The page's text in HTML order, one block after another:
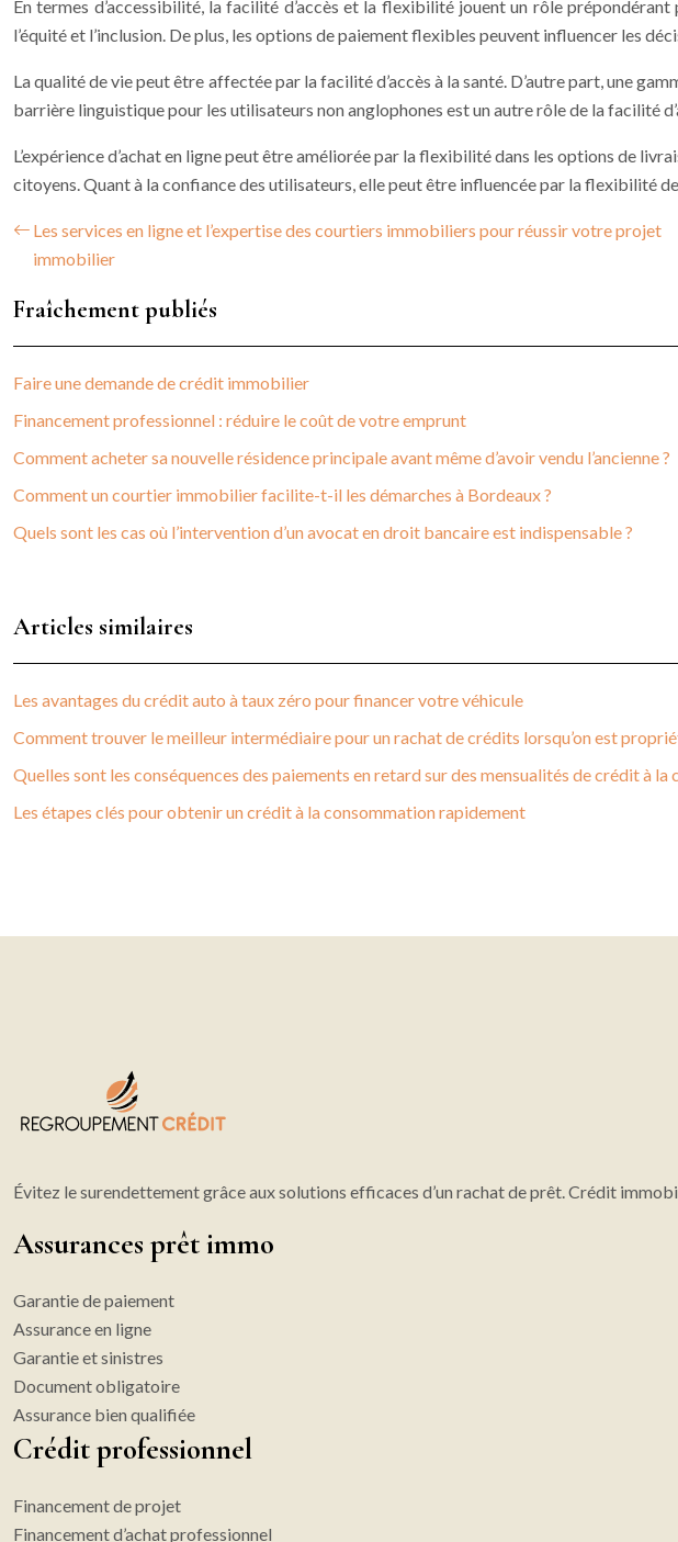
En termes d’accessibilité, la facilité d’accès et la flexibilité jouent un rôle
l’équité et l’inclusion. De plus, les options de paiement flexibles peuvent influencer les
La qualité de vie peut être affectée par la facilité d’accès à la santé. D’autre part, une
barrière linguistique pour les utilisateurs non anglophones est un autre rôle de la facilité
L’expérience d’achat en ligne peut être améliorée par la flexibilité dans les options de
citoyens. Quant à la confiance des utilisateurs, elle peut être influencée par la flexibilité
Les services en ligne et l’expertise des courtiers immobiliers pour réussir votre projet
immobilier
Fraîchement publiés
Faire une demande de crédit immobilier
Financement professionnel : réduire le coût de votre emprunt
Comment acheter sa nouvelle résidence principale avant même d’avoir vendu l’ancienne ?
Comment un courtier immobilier facilite-t-il les démarches à Bordeaux ?
Quels sont les cas où l’intervention d’un avocat en droit bancaire est indispensable ?
Articles similaires
Les avantages du crédit auto à taux zéro pour financer votre véhicule
Comment trouver le meilleur intermédiaire pour un rachat de crédits lorsqu’on est
Quelles sont les conséquences des paiements en retard sur des mensualités de crédit à la
Les étapes clés pour obtenir un crédit à la consommation rapidement
Évitez le surendettement grâce aux solutions efficaces d’un rachat de prêt. Crédit
Assurances prêt immo
Garantie de paiement
Assurance en ligne
Garantie et sinistres
Document obligatoire
Assurance bien qualifiée
Crédit professionnel
Financement de projet
Financement d’achat professionnel